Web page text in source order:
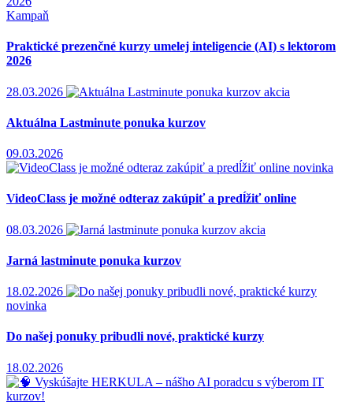
Kampaň
Praktické prezenčné kurzy umelej inteligencie (AI) s lektorom
2026
28.03.2026 akcia
Aktuálna Lastminute ponuka kurzov
09.03.2026
novinka
VideoClass je možné odteraz zakúpiť a predĺžiť online
08.03.2026 akcia
Jarná lastminute ponuka kurzov
18.02.2026
novinka
Do našej ponuky pribudli nové, praktické kurzy
18.02.2026